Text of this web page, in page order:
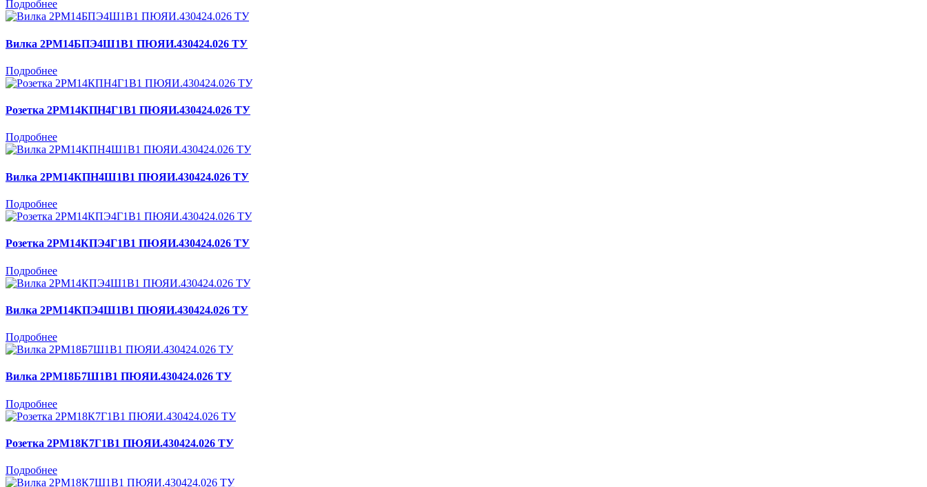
Подробнее
Вилка 2РМ14БПЭ4Ш1В1 ПЮЯИ.430424.026 ТУ
Подробнее
Розетка 2РМ14КПН4Г1В1 ПЮЯИ.430424.026 ТУ
Подробнее
Вилка 2РМ14КПН4Ш1В1 ПЮЯИ.430424.026 ТУ
Подробнее
Розетка 2РМ14КПЭ4Г1В1 ПЮЯИ.430424.026 ТУ
Подробнее
Вилка 2РМ14КПЭ4Ш1В1 ПЮЯИ.430424.026 ТУ
Подробнее
Вилка 2РМ18Б7Ш1В1 ПЮЯИ.430424.026 ТУ
Подробнее
Розетка 2РМ18К7Г1В1 ПЮЯИ.430424.026 ТУ
Подробнее